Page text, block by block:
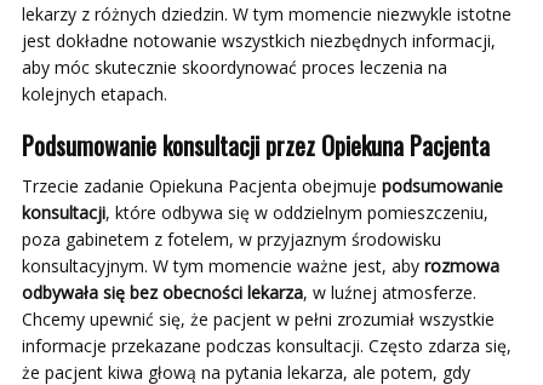
lekarzy z różnych dziedzin. W tym momencie niezwykle istotne
jest dokładne notowanie wszystkich niezbędnych informacji,
aby móc skutecznie skoordynować proces leczenia na
kolejnych etapach.
Podsumowanie konsultacji przez Opiekuna Pacjenta
Trzecie zadanie Opiekuna Pacjenta obejmuje podsumowanie
konsultacji, które odbywa się w oddzielnym pomieszczeniu,
poza gabinetem z fotelem, w przyjaznym środowisku
konsultacyjnym. W tym momencie ważne jest, aby rozmowa
odbywała się bez obecności lekarza, w luźnej atmosferze.
Chcemy upewnić się, że pacjent w pełni zrozumiał wszystkie
informacje przekazane podczas konsultacji. Często zdarza się,
że pacjent kiwa głową na pytania lekarza, ale potem, gdy